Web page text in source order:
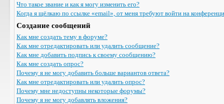
Что такое звание и как я могу изменить его?
Когда я щёлкаю по ссылке «email», от меня требуют войти на
Создание сообщений
Как мне создать тему в форуме?
Как мне отредактировать или удалить сообщение?
Как мне добавить подпись к своему сообщению?
Как мне создать опрос?
Почему я не могу добавить больше вариантов ответа?
Как мне отредактировать или удалить опрос?
Почему мне недоступны некоторые форумы?
Почему я не могу добавлять вложения?